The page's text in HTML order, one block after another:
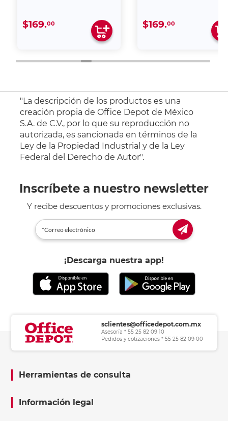
$169.00 $169.00
"La descripción de los productos es una
creación propia de Office Depot de México
S.A. de C.V., por lo que su reproducción no
autorizada, es sancionada en términos de la
Ley de la Propiedad Industrial y de la Ley
Federal del Derecho de Autor".
Inscríbete a nuestro newsletter
Y recibe descuentos y promociones exclusivas.
¡Descarga nuestra app!
sclientes@officedepot.com.mx
Asesoría * 55 25 82 09 10
Pedidos y cotizaciones * 55 25 82 09 00
Herramientas de consulta
Información legal